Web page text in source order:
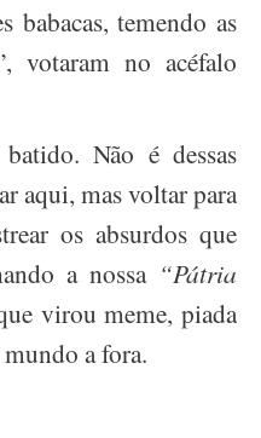
babacas, temendo as
votaram no acéfalo
Não é dessas
aqui, mas voltar para
os absurdos que
a nossa “Pátria
virou meme, piada
a fora.